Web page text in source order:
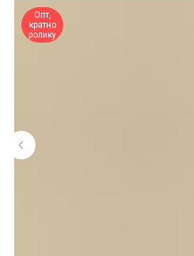
Опт,
кратно
ролику